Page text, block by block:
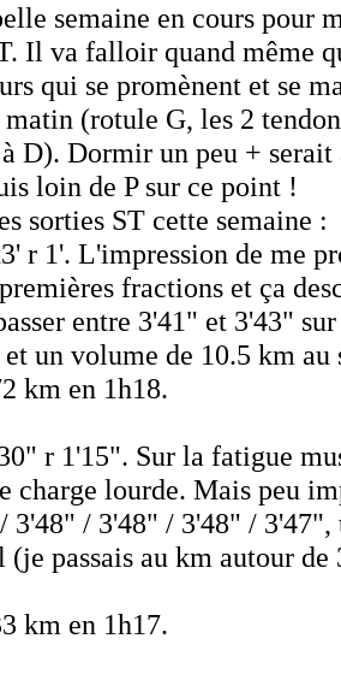
semaine en cours pour
Il va falloir quand même
qui se promènent et se
(rotule G, les 2
D). Dormir un peu + serait
loin de P sur ce point !
sorties ST cette semaine :
r 1'. L'impression de me
fractions et ça
entre 3'41" et 3'43"
un volume de 10.5 km au
km en 1h18.
r 1'15". Sur la fatigue
charge lourde. Mais peu
3'48" / 3'48" / 3'48" / 3'47",
passais au km autour
km en 1h17.